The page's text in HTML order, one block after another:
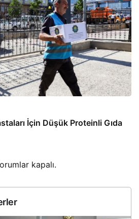
İçin Düşük Proteinli Gıda
kapalı.